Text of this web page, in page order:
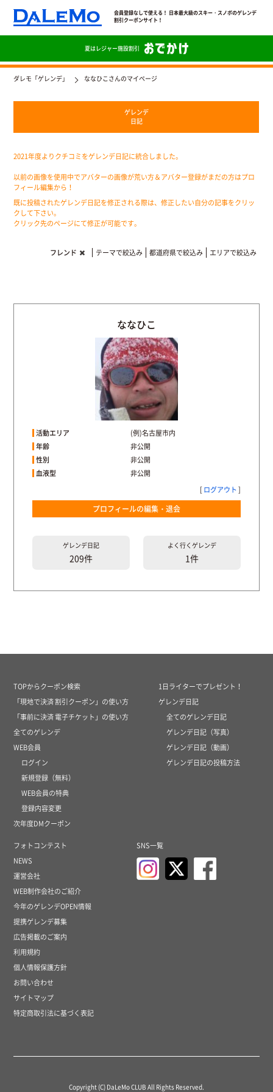
会員登録なしで使える！ 日本最大級のスキー・スノボのゲレンデ
割引クーポンサイト！
夏はレジャー施設割引
ダレモ「ゲレンデ」 ななひこさんのマイページ
ゲレンデ
日記
2021年度よりクチコミをゲレンデ日記に統合しました。
以前の画像を使用中でアバターの画像が荒い方＆アバター登録がまだの方はプロ
フィール編集から！
既に投稿されたゲレンデ日記を修正される際は、修正したい自分の記事をクリッ
クして下さい。
クリック先のページにて修正が可能です。
フレンド テーマで絞込み 都道府県で絞込み エリアで絞込み
ななひこ
活動エリア
(例)名古屋市内
年齢
非公開
性別
非公開
血液型
非公開
[ログアウト]
プロフィールの編集・退会
ゲレンデ日記
209件
よく行く ゲレンデ
1件
TOPからクーポン検索
「現地で決済 割引クーポン」の使い方
「事前に決済 電子チケット」の使い方
全てのゲレンデ
WEB会員
ログイン
新規登録（無料）
WEB会員の特典
登録内容変更
次年度DMクーポン
1日ライターでプレゼント！
ゲレンデ日記
全てのゲレンデ日記
ゲレンデ日記（写真）
ゲレンデ日記（動画）
ゲレンデ日記の投稿方法
フォトコンテスト
NEWS
運営会社
WEB制作会社のご紹介
今年のゲレンデOPEN情報
提携ゲレンデ募集
広告掲載のご案内
利用規約
個人情報保護方針
お問い合わせ
サイトマップ
特定商取引法に基づく表記
SNS一覧
Copyright (C) DaLeMo CLUB All Rights Reserved.